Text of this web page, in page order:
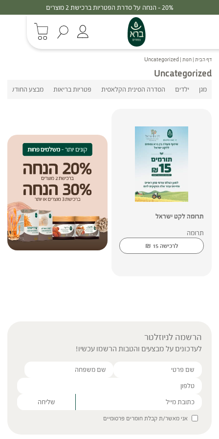
דף הבית | חנות |
Uncategorized
Uncategorized
מגן ילדים הסדרה הסינית הקלאסית פטריות בריאות מבצע החודש
תרומה לקט ישראל
תרומה
לרכישה ₪ 15
הרשמה לניוזלטר
לעדכונים על מבצעים והטבות הרשמו עכשיו!
Please leave this field empty.
אני מאשר/ת קבלת חומרים פרסומיים